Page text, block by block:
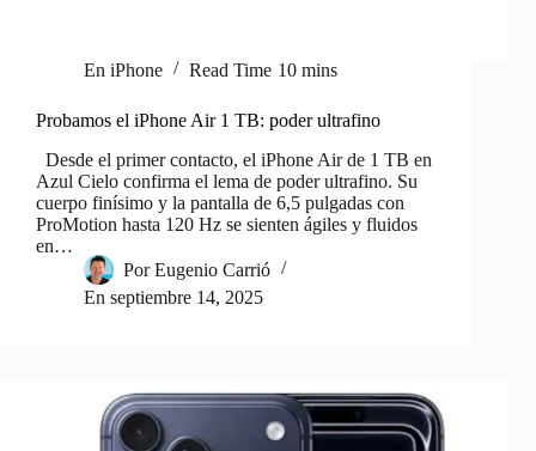
En iPhone Read Time 10 mins
Probamos el iPhone Air 1 TB: poder ultrafino
Desde el primer contacto, el iPhone Air de 1 TB en
Azul Cielo confirma el lema de poder ultrafino. Su
cuerpo finísimo y la pantalla de 6,5 pulgadas con
ProMotion hasta 120 Hz se sienten ágiles y fluidos
en…
Por Eugenio Carrió
En septiembre 14, 2025